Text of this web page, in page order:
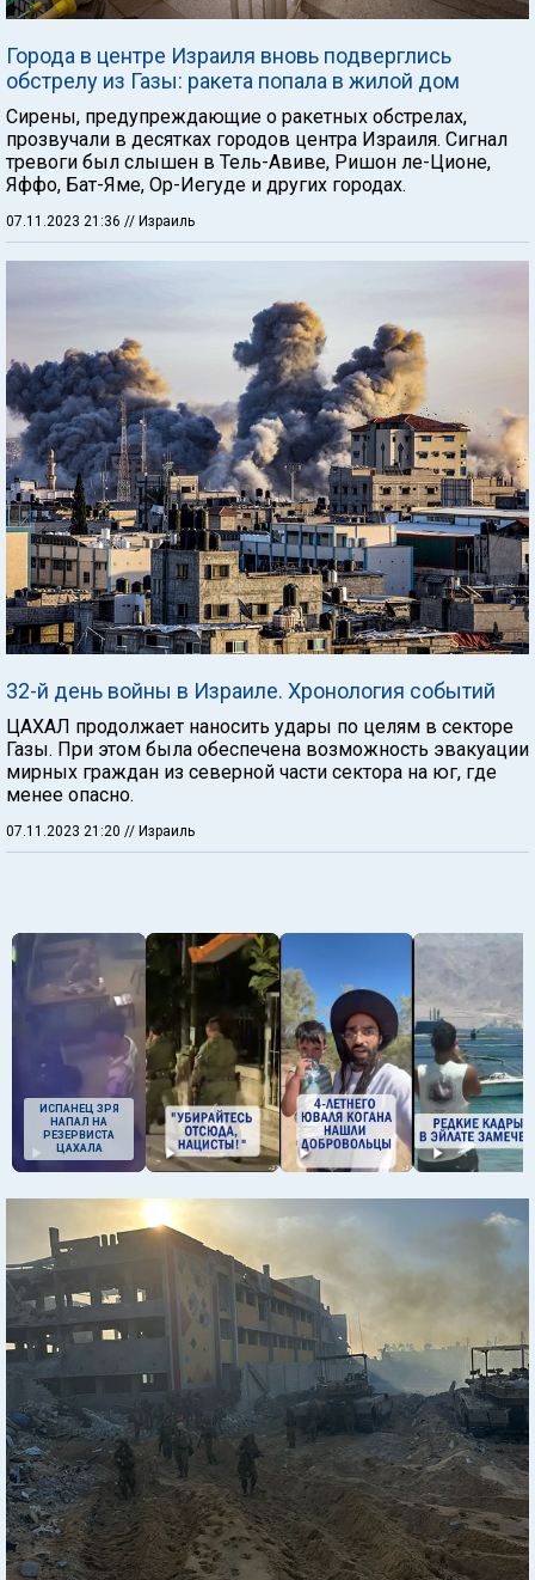
Города в центре Израиля вновь подверглись
обстрелу из Газы: ракета попала в жилой дом
Сирены, предупреждающие о ракетных обстрелах,
прозвучали в десятках городов центра Израиля. Сигнал
тревоги был слышен в Тель-Авиве, Ришон ле-Ционе,
Яффо, Бат-Яме, Ор-Иегуде и других городах.
07.11.2023 21:36 // Израиль
32-й день войны в Израиле. Хронология событий
ЦАХАЛ продолжает наносить удары по целям в секторе
Газы. При этом была обеспечена возможность эвакуации
мирных граждан из северной части сектора на юг, где
менее опасно.
07.11.2023 21:20 // Израиль
ИСПАНЕЦ ЗРЯ
НАПАЛ НА
РЕЗЕРВИСТА
ЦАХАЛА